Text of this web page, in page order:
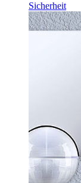
Sicherheit